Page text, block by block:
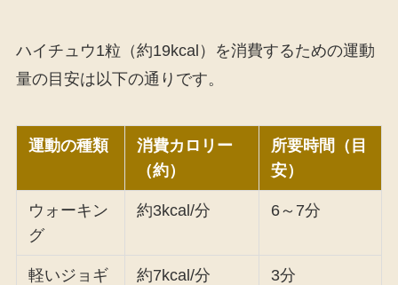
ハイチュウ1粒（約19kcal）を消費するための運動
量の目安は以下の通りです。
運動の種類
消費カロリー
（約）
所要時間（目
安）
ウォーキン
グ
約3kcal/分 6～7分
軽いジョギ
約7kcal/分 3分